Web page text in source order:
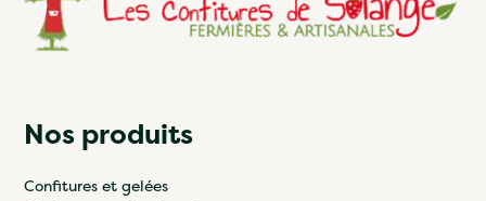
Nos produits
Confitures et gelées